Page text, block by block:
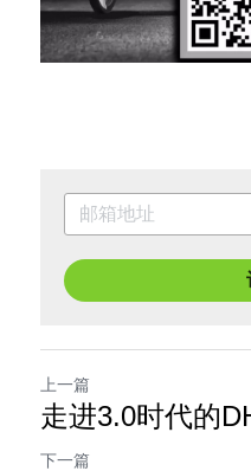
上一篇
走进3.0时代的
下一篇